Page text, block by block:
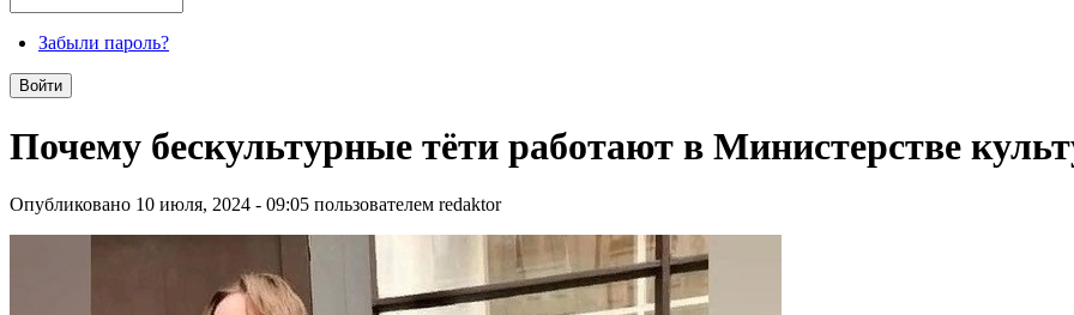
Забыли пароль?
Почему бескультурные тёти работают в Министерстве
Опубликовано 10 июля, 2024 - 09:05 пользователем redaktor